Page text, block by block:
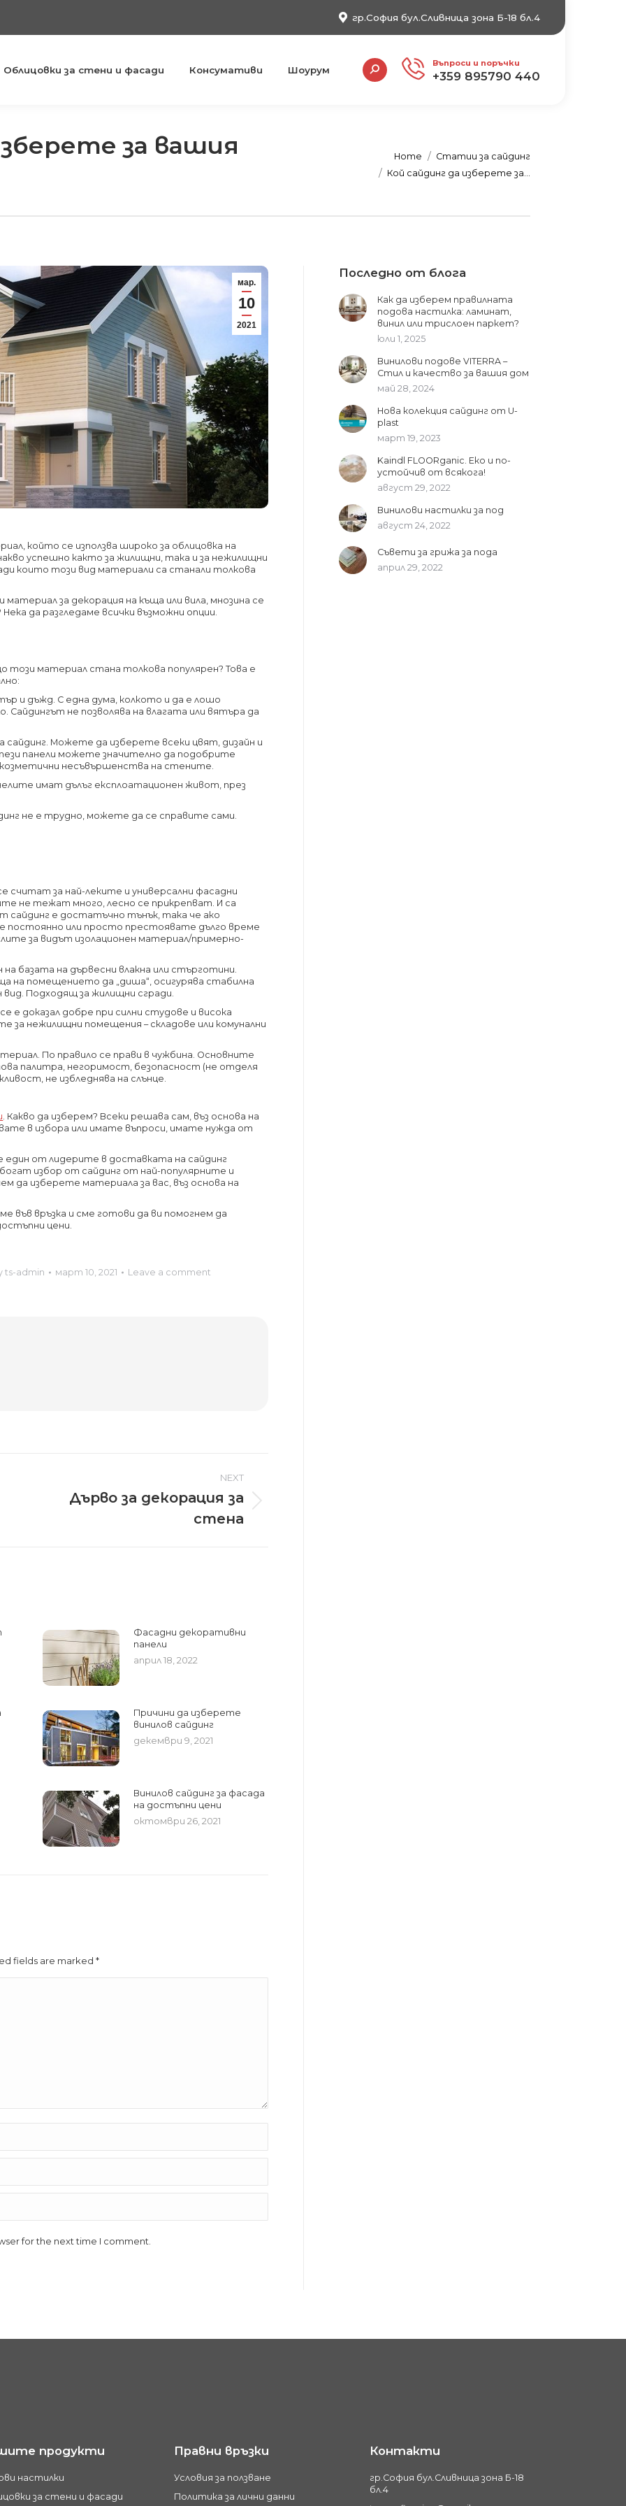
гр.София бул.Сливница зона Б-18 бл.4
Облицовки за стени и фасади Консумативи Шоурум
Search: Въпроси и поръчки
+359 895790 440
за вашия
Home
Статии за сайдинг
Кой сайдинг да изберете за…
мар.
10
2021
който се използва широко за облицовка на
успешно както за жилищни, така и за нежилищни
които този вид материали са станали толкова
за декорация на къща или вила, мнозина се
да разгледаме всички възможни опции.
този материал стана толкова популярен? Това е
и дъжд. С една дума, колкото и да е лошо
не позволява на влагата или вятъра да
Можете да изберете всеки цвят, дизайн и
панели можете значително да подобрите
несъвършенства на стените.
имат дълъг експлоатационен живот, през
не е трудно, можете да се справите сами.
считат за най-леките и универсални фасадни
не тежат много, лесно се прикрепват. И са
сайдинг е достатъчно тънък, така че ако
постоянно или просто престоявате дълго време
за видът изолационен материал/примерно-
базата на дървесни влакна или стърготини.
на помещението да „диша“, осигурява стабилна
Подходящ за жилищни сгради.
е доказал добре при силни студове и висока
за нежилищни помещения – складове или комунални
По правило се прави в чужбина. Основните
палитра, негоримост, безопасност (не отделя
не избледнява на слънце.
. Какво да изберем? Всеки решава сам, въз основа на
в избора или имате въпроси, имате нужда от
един от лидерите в доставката на сайдинг
избор от сайдинг от най-популярните и
да изберете материала за вас, въз основа на
във връзка и сме готови да ви помогнем да
цени.
ts-admin март 10, 2021 Leave a comment
NEXT
Дърво за декорация за
стена
Фасадни декоративни
панели
април 18, 2022
Причини да изберете
винилов сайдинг
декември 9, 2021
Винилов сайдинг за фасада
на достъпни цени
октомври 26, 2021
fields are marked*
for the next time I comment.
Последно от блога
Как да изберем правилната
подова настилка: ламинат,
винил или трислоен паркет?
юли 1, 2025
Винилови подове VITERRA –
Стил и качество за вашия дом
май 28, 2024
Нова колекция сайдинг от U-
plast
март 19, 2023
Kaindl FLOORganic. Еко и по-
устойчив от всякога!
август 29, 2022
Винилови настилки за под
август 24, 2022
Съвети за грижа за пода
април 29, 2022
продукти
настилки
за стени и фасади
Правни връзки
Условия за ползване
Политика за лични данни
Контакти
гр.София бул.Сливница зона Б-18
бл.4